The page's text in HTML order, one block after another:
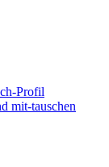
Profil
mit-tauschen